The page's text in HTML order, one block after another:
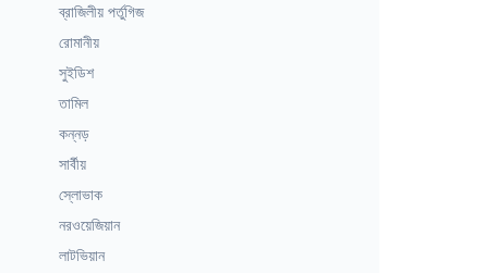
ব্রাজিলীয় পর্তুগিজ
রোমানীয়
সুইডিশ
তামিল
কন্নড়
সার্বীয়
স্লোভাক
নরওয়েজিয়ান
লাটভিয়ান